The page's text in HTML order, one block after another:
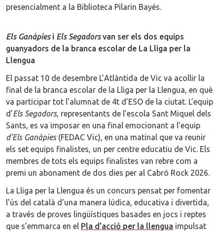
presencialment a la Biblioteca Pilarin Bayés.
Els Ganàpiesi Els Segadorsvan ser els dos equips
guanyadors de la branca escolar de La Lliga per la
Llengua
El passat 10 de desembre L’Atlàntida de Vic va acollir la
final de la branca escolar de la Lliga per la Llengua, en què
va participar tot l’alumnat de 4t d’ESO de la ciutat. L’equip
d’Els Segadors, representants de l’escola Sant Miquel dels
Sants, es va imposar en una final emocionant a l’equip
d’Els Ganàpies(FEDAC Vic), en una matinal que va reunir
els set equips finalistes, un per centre educatiu de Vic. Els
membres de tots els equips finalistes van rebre com a
premi un abonament de dos dies per al Cabró Rock 2026.
La Lliga per la Llengua és un concurs pensat per fomentar
l’ús del català d’una manera lúdica, educativa i divertida,
a través de proves lingüístiques basades en jocs i reptes
que s’emmarca en el Pla d’acció per la llengua impulsat